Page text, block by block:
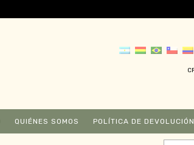
QUIÉNES SOMOS POLÍTICA DE DEVOLUCIÓN